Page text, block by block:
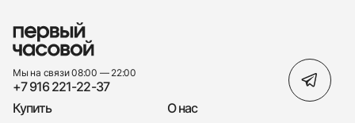
Мы на связи 08:00 — 22:00
+7 916 221-22-37
Купить
О нас